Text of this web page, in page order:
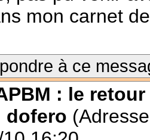
mon carnet
à ce
: le retour
dofero